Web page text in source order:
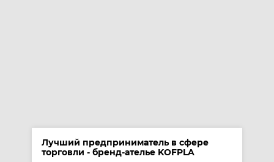
Лучший предприниматель в сфере
торговли - бренд-ателье KOFPLA